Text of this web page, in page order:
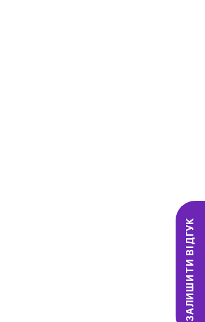
ЗАЛИШИТИ ВІДГУК